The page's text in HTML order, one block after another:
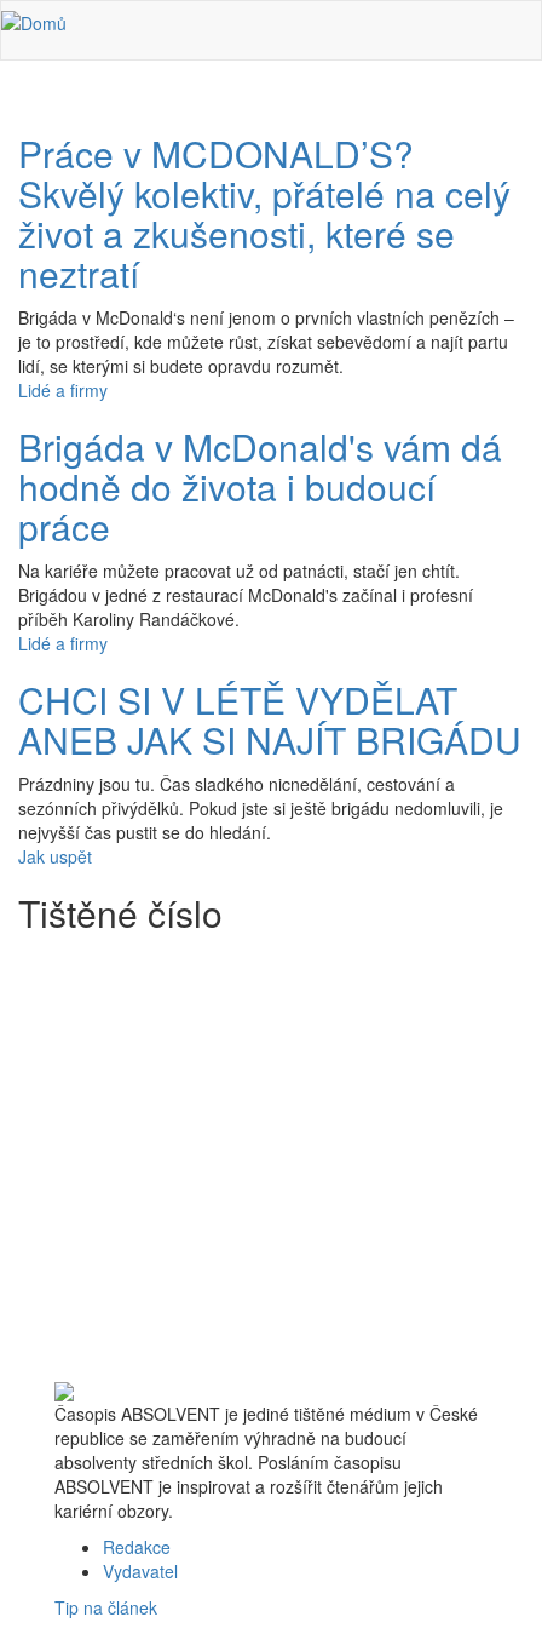
Přejít k hlavnímu obsahu
Práce v MCDONALD’S?
Skvělý kolektiv, přátelé na celý
život a zkušenosti, které se
neztratí
Brigáda v McDonald‘s není jenom o prvních vlastních penězích –
je to prostředí, kde můžete růst, získat sebevědomí a najít partu
lidí, se kterými si budete opravdu rozumět.
Lidé a firmy
Brigáda v McDonald's vám dá
hodně do života i budoucí
práce
Na kariéře můžete pracovat už od patnácti, stačí jen chtít.
Brigádou v jedné z restaurací McDonald's začínal i profesní
příběh Karoliny Randáčkové.
Lidé a firmy
CHCI SI V LÉTĚ VYDĚLAT
ANEB JAK SI NAJÍT BRIGÁDU
Prázdniny jsou tu. Čas sladkého nicnedělání, cestování a
sezónních přivýdělků. Pokud jste si ještě brigádu nedomluvili, je
nejvyšší čas pustit se do hledání.
Jak uspět
Tištěné číslo
Časopis ABSOLVENT je jediné tištěné médium v České
republice se zaměřením výhradně na budoucí
absolventy středních škol. Posláním časopisu
ABSOLVENT je inspirovat a rozšířit čtenářům jejich
kariérní obzory.
Redakce
Vydavatel
Tip na článek